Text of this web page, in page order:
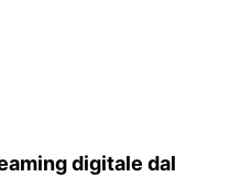
digitale dal